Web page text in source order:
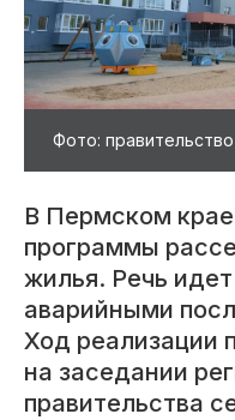
Фото:
В Пермском
программы
жилья. Речь
аварийными
Ход реализации
на заседании
правительства